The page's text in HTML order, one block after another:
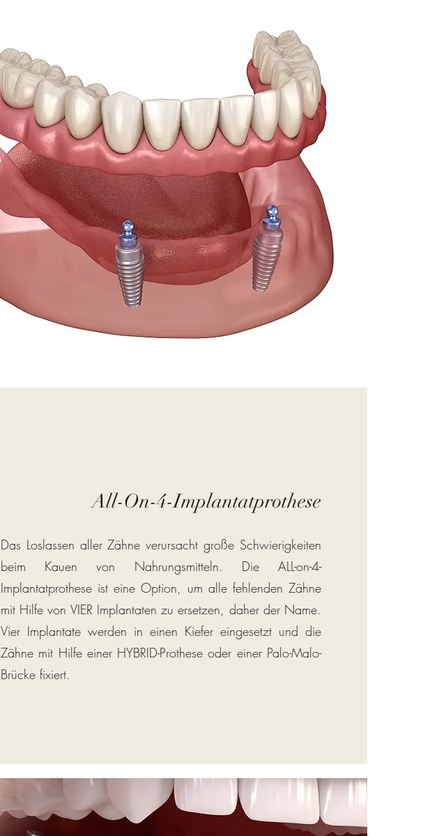
All-On-4-Implantatprothese
Das Loslassen aller Zähne verursacht große Schwierigkeiten
beim Kauen von Nahrungsmitteln. Die ALL-on-4-
Implantatprothese ist eine Option, um alle fehlenden Zähne
mit Hilfe von VIER Implantaten zu ersetzen, daher der Name.
Vier Implantate werden in einen Kiefer eingesetzt und die
Zähne mit Hilfe einer HYBRID-Prothese oder einer Palo-Malo-
Brücke fixiert.